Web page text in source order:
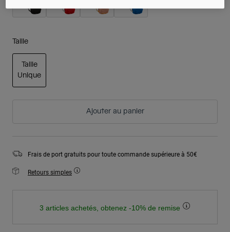
Taille
Taille
Unique
Ajouter au panier
Frais de port gratuits pour toute commande supérieure à 50€
Retours simples
3 articles achetés, obtenez -10% de remise